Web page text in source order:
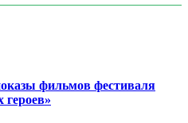
фильмов фестиваля